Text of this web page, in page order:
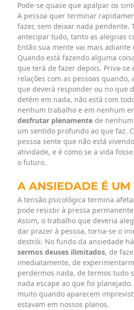
Pode-se quase que apalpar os
A pessoa quer terminar
fazer, sem deixar nada pendente.
antecipar tudo, tanto as alegrias
Então sua mente vai mais adiante
Quando está fazendo alguma
que terá de fazer depois. Priva-se
relações com as pessoas quando,
que deverá responder ou no que
detém em nada, não está com
nenhum trabalho e em nenhum
desfrutar plenamente de
um sentido profundo ao que faz.
pessoa sente que não está
atividade, e é como se a vida
o futuro.
A ANSIEDADE É UM
A tensão psicológica termina
pode resistir à pressa
Assim, o trabalho que deveria
dar prazer à pessoa, torna-se o
destrói. No fundo da ansiedade
sermos deuses ilimitados, de
imediatamente, de
perdermos nada, de termos tudo
nada escape ao que foi
muito quando aparecem
estavam em nossos planos.